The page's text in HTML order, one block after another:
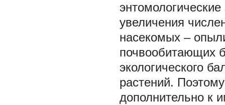
увеличения
насекомых –
почвообитающих
экологического
растений.
дополнительно к